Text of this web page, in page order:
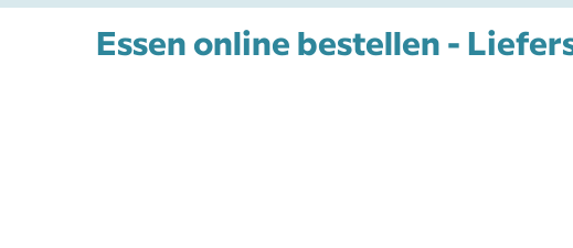
Essen online bestellen -